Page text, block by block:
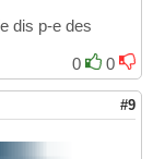
dis p-e des
0
0
#9